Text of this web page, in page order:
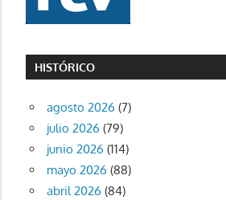
HISTÓRICO
agosto 2026 (7)
julio 2026 (79)
junio 2026 (114)
mayo 2026 (88)
abril 2026 (84)